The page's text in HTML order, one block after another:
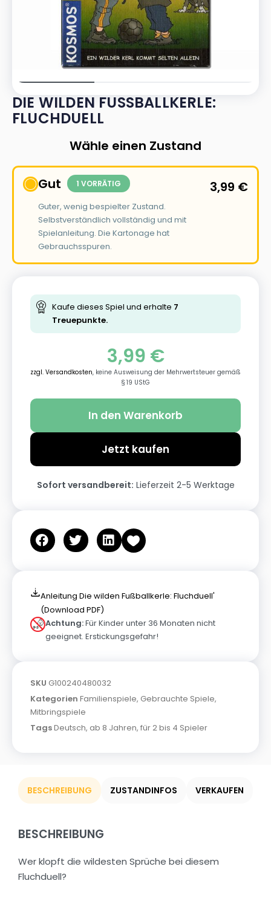
DIE WILDEN FUSSBALLKERLE: F
LUCHDUELL
Wähle einen Zustand
Gut 1 VORRÄTIG
Guter, wenig bespielter Zustand.
Selbstverständlich vollständig und mit
Spielanleitung. Die Kartonage hat
Gebrauchsspuren.
3,99 €
Kaufe dieses Spiel und erhalte 7
Treuepunkte.
3,99 €
zzgl. Versandkosten, keine Ausweisung der Mehrwertsteuer gemäß
§ 19 UStG
In den Warenkorb
Jetzt kaufen
Sofort versandbereit: Lieferzeit 2-5 Werktage
Anleitung Die wilden Fußballkerle: Fluchduell'
(Download PDF)
Achtung:Für Kinder unter 36 Monaten nicht
geeignet. Erstickungsgefahr!
SKU G100240480032
Kategorien Familienspiele, Gebrauchte Spiele,
Mitbringspiele
TagsDeutsch, ab 8 Jahren, für 2 bis 4 Spieler
BESCHREIBUNG ZUSTANDINFOS VERKAUFEN
BESCHREIBUNG
Wer klopft die wildesten Sprüche bei diesem
Fluchduell?